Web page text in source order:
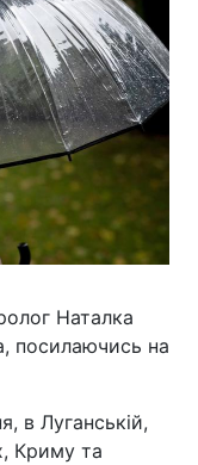
Наталка
посилаючись на
в Луганській,
Криму та